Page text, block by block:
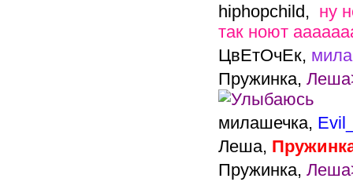
hiphopchild, ну
так ноют
ЦвЕтОчЕк,
Пружинка,
милашечка,
Леша,
Пружинка,